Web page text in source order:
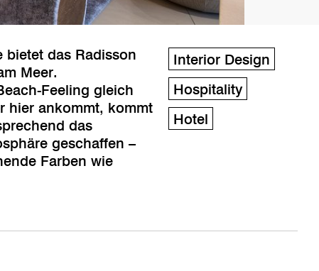
bietet das Radisson
Meer.
Feeling gleich
hier ankommt, kommt
das
geschaffen –
Farben wie
Interior Design
Hospitality
Hotel